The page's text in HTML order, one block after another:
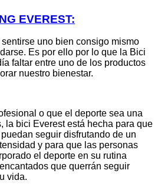
EVEREST:
uno bien consigo mismo
Es por ello por lo que la Bici
faltar entre uno de los productos
nuestro bienestar.
o que el deporte sea una
la bici Everest está hecha para que
seguir disfrutando de un
y para que las personas
el deporte en su rutina
que querrán seguir
vida.